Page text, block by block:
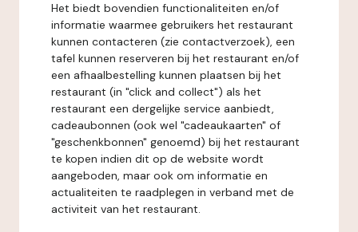
Het biedt bovendien functionaliteiten en/of
informatie waarmee gebruikers het restaurant
kunnen contacteren (zie contactverzoek), een
tafel kunnen reserveren bij het restaurant en/of
een afhaalbestelling kunnen plaatsen bij het
restaurant (in "click and collect") als het
restaurant een dergelijke service aanbiedt,
cadeaubonnen (ook wel "cadeaukaarten" of
"geschenkbonnen" genoemd) bij het restaurant
te kopen indien dit op de website wordt
aangeboden, maar ook om informatie en
actualiteiten te raadplegen in verband met de
activiteit van het restaurant.